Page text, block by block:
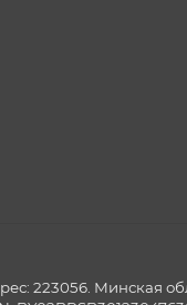
223056. Минская